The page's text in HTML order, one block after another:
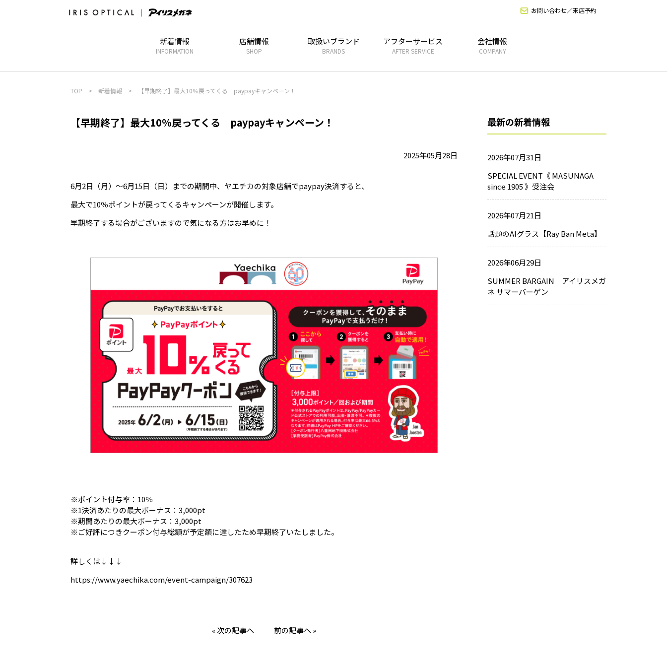
お問い合わせ／来店予約
新着情報
INFORMATION
店舗情報
SHOP
取扱いブランド
BRANDS
アフターサービス
AFTER SERVICE
会社情報
COMPANY
TOP > 新着情報 > 【早期終了】最大10％戻ってくる paypayキャンペーン！
【早期終了】最大10％戻ってくる paypayキャンペーン！
2025年05月28日
6月2日（月）～6月15日（日）までの期間中、ヤエチカの対象店舗でpaypay決済すると、
最大で10％ポイントが戻ってくるキャンペーンが開催します。
早期終了する場合がございますので気になる方はお早めに！
※ポイント付与率：10％
※1決済あたりの最大ボーナス：3,000pt
※期間あたりの最大ボーナス：3,000pt
※ご好評につきクーポン付与総額が予定額に達したため早期終了いたしました。
詳しくは↓↓↓
https://www.yaechika.com/event-campaign/307623
« 次の記事へ 前の記事へ »
最新の新着情報
2026年07月31日
SPECIAL EVENT《 MASUNAGA
since 1905 》受注会
2026年07月21日
話題のAIグラス【Ray Ban Meta】
2026年06月29日
SUMMER BARGAIN アイリスメガ
ネ サマーバーゲン